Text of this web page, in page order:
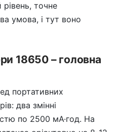
рівень, точне
умова, і тут воно
18650 – головна
портативних
два змінні
по 2500 мА·год. На